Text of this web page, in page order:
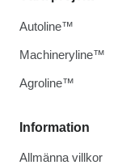
Information
Allmänna villkor
Autoline™
Machineryline™
Agroline™